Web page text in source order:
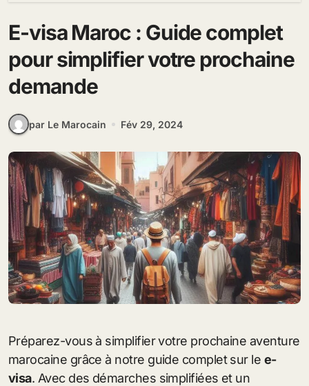
E-visa Maroc : Guide complet
pour simplifier votre prochaine
demande
par Le Marocain Fév 29, 2024
Préparez-vous à simplifier votre prochaine aventure
marocaine grâce à notre guide complet sur le e-
visa. Avec des démarches simplifiées et un